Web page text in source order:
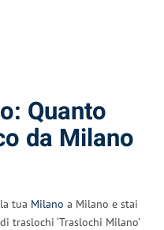
Quanto
da Milano
tua Milano a Milano e stai
traslochi ‘Traslochi Milano’